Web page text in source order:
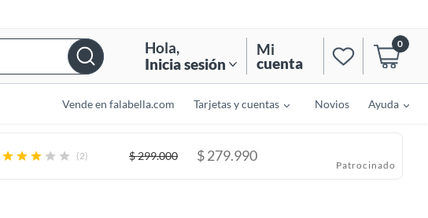
Hola,
Inicia sesión
Mi
cuenta
0
Vende en falabella.com Tarjetas y cuentas Novios Ayuda
(2) $299.000 $279.990
Patrocinado